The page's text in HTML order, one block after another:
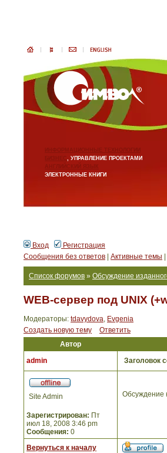
ИНФОРМАЦИОННЫЕ ТЕХНОЛОГИИ
БИЗНЕС, УПРАВЛЕНИЕ ПРОЕКТАМИ
АНГЛИЙСКИЙ ЯЗЫК
ЭЛЕКТРОННЫЕ КНИГИ
Вход
Регистрация
Сообщения без ответов
Активные темы
Список форумов » Обсуждение
WEB-сервер под UNIX
Модераторы: tdavydova, Evgenia
Создать новую тему
Ответить
Автор
admin
Заголовок
Site Admin
Зарегистрирован: Пт
июл 18, 2008 3:46 pm
Сообщения: 0
Обсуждение
Вернуться к началу